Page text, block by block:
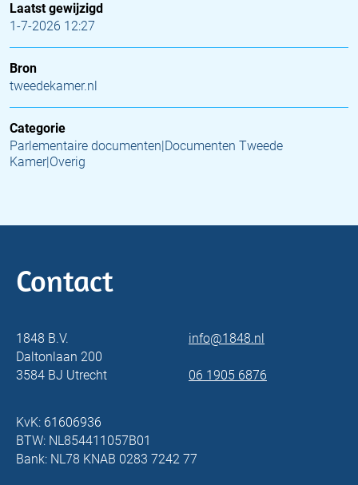
Laatst gewijzigd
1-7-2026 12:27
Bron
tweedekamer.nl
Categorie
Parlementaire documenten|Documenten Tweede
Kamer|Overig
Contact
1848 B.V.
Daltonlaan 200
3584 BJ Utrecht
info@1848.nl
06 1905 6876
KvK: 61606936
BTW: NL854411057B01
Bank: NL78 KNAB 0283 7242 77